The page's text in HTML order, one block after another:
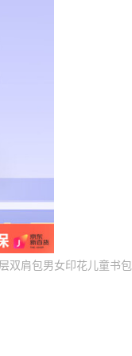
双肩包男女印花儿童书